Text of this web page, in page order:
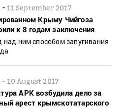
-11 September 2017
Крыму Чийгоза
к 8 годам заключения
над ним способом запугивания
-10 August 2017
АРК возбудила дело за
арест крымскотатарского